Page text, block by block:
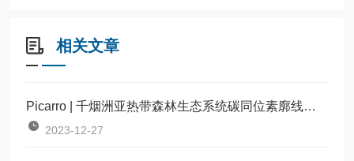
相关文章
Picarro | 千烟洲亚热带森林生态系统碳同位素廓线观测系统应用案例
2023-12-27